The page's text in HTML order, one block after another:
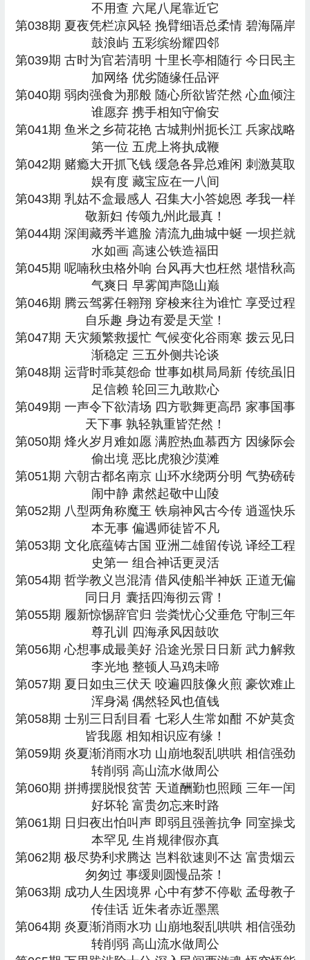
不用查 六尾八尾靠近它
第038期 夏夜凭栏凉风轻 挽臂细语总柔情 碧海隔岸
鼓浪屿 五彩缤纷耀四邻
第039期 古时为官若清明 十里长亭相随行 今日民主
加网络 优劣随缘任品评
第040期 弱肉强食为那般 随心所欲皆茫然 心血倾注
谁愿弃 携手相知守偷安
第041期 鱼米之乡荷花艳 古城荆州扼长江 兵家战略
第一位 五虎上将执成鞭
第042期 赌瘾大开抓飞钱 缓急各异总难闲 刺激莫取
娱有度 藏宝应在一八间
第043期 乳姑不盒最感人 召集大小答媳恩 孝我一样
敬新妇 传颂九州此最真！
第044期 深闺藏秀半遮脸 清流九曲城中蜒 一坝拦就
水如画 高速公铁造福田
第045期 呢喃秋虫格外响 台风再大也枉然 堪惜秋高
气爽日 早雾闻声隐山巅
第046期 腾云驾雾任翱翔 穿梭来往为谁忙 享受过程
自乐趣 身边有爱是天堂！
第047期 天灾频繁救援忙 气候变化谷雨寒 拨云见日
渐稳定 三五外侧共论谈
第048期 运背时乖莫怨命 世事如棋局局新 传统虽旧
足信赖 轮回三九敢欺心
第049期 一声令下欲清场 四方歌舞更高昂 家事国事
天下事 孰轻孰重皆茫然！
第050期 烽火岁月难如愿 满腔热血慕西方 因缘际会
偷出境 恶比虎狼沙漠滩
第051期 六朝古都名南京 山环水绕两分明 气势磅砖
闹中静 肃然起敬中山陵
第052期 八型两角称魔王 铁扇神风古今传 逍遥快乐
本无事 偏遇师徒皆不凡
第053期 文化底蕴铸古国 亚洲二雄留传说 译经工程
史第一 组合神话更灵活
第054期 哲学教义岂混清 借风使船半神妖 正道无偏
同日月 囊括四海彻云霄！
第055期 履新惊惕辞官归 尝粪忧心父垂危 守制三年
尊孔训 四海承风因鼓吹
第056期 心想事成最美好 沿途光景日日新 武力解救
李光地 整顿人马鸡未啼
第057期 夏日如虫三伏天 咬遍四肢像火煎 豪饮难止
浑身渴 偶然轻风也值钱
第058期 士别三日刮目看 七彩人生常如酣 不妒莫贪
皆我愿 相知相识应有缘！
第059期 炎夏渐消雨水功 山崩地裂乱哄哄 相信强劲
转削弱 高山流水做周公
第060期 拼搏摆脱恨贫苦 天道酬勤也照顾 三年一闰
好坏轮 富贵勿忘来时路
第061期 日归夜出怕叫声 即弱且强善抗争 同室操戈
本罕见 生肖规律假亦真
第062期 极尽势利求腾达 岂料欲速则不达 富贵烟云
匆匆过 事缓则圆慢品茶！
第063期 成功人生因境界 心中有梦不停歇 孟母教子
传佳话 近朱者赤近墨黑
第064期 炎夏渐消雨水功 山崩地裂乱哄哄 相信强劲
转削弱 高山流水做周公